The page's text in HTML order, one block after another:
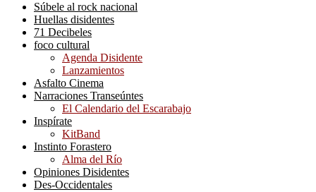
Súbele al rock nacional
Huellas disidentes
71 Decibeles
foco cultural
Agenda Disidente
Lanzamientos
Asfalto Cinema
Narraciones Transeúntes
El Calendario del Escarabajo
Inspírate
KitBand
Instinto Forastero
Alma del Río
Opiniones Disidentes
Des-Occidentales